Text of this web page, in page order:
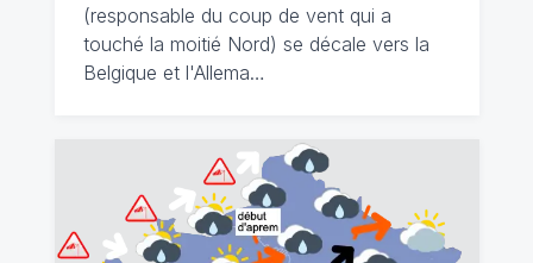
(responsable du coup de vent qui a
touché la moitié Nord) se décale vers la
Belgique et l'Allema…